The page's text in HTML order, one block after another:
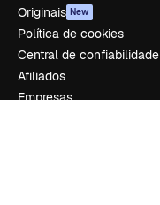
Originais New
Política de cookies
Central de confiabilidade
Afiliados
Empresas